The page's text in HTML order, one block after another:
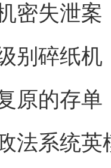
失泄案
碎纸机
的存单
系统英